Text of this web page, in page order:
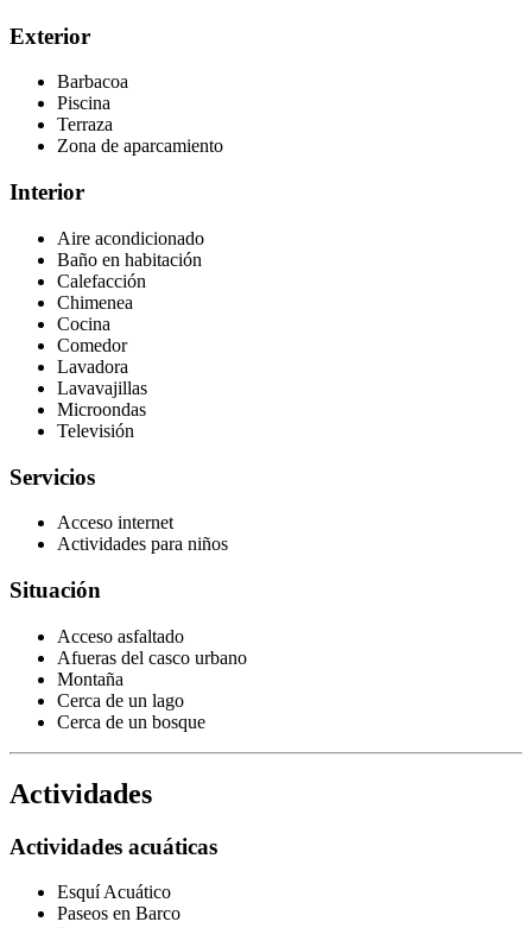
Exterior
Barbacoa
Piscina
Terraza
Zona de aparcamiento
Interior
Aire acondicionado
Baño en habitación
Calefacción
Chimenea
Cocina
Comedor
Lavadora
Lavavajillas
Microondas
Televisión
Servicios
Acceso internet
Actividades para niños
Situación
Acceso asfaltado
Afueras del casco urbano
Montaña
Cerca de un lago
Cerca de un bosque
Actividades
Actividades acuáticas
Esquí Acuático
Paseos en Barco